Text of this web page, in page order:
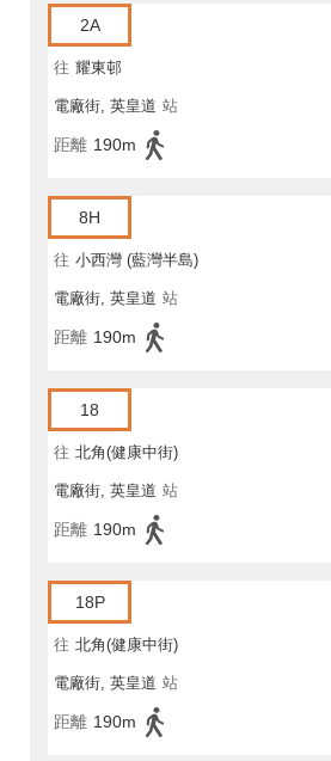
2A
往 耀東邨
電廠街, 英皇道 站
距離 190m
8H
往 小西灣 (藍灣半島)
電廠街, 英皇道 站
距離 190m
18
往 北角(健康中街)
電廠街, 英皇道 站
距離 190m
18P
往 北角(健康中街)
電廠街, 英皇道 站
距離 190m